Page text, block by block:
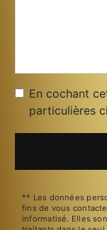
En cochant
particulières
** Les données
fins de vous
informatisé. Elles